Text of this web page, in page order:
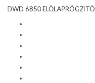
DWD 6850 ELÖLAPRÖGZITÖ